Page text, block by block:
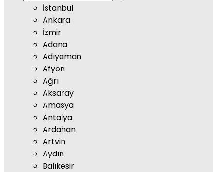
İstanbul
Ankara
İzmir
Adana
Adıyaman
Afyon
Ağrı
Aksaray
Amasya
Antalya
Ardahan
Artvin
Aydın
Balıkesir